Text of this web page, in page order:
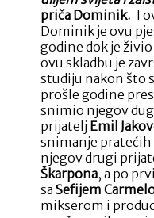
priča Dominik. I
Dominik je ovu
godine dok je živio
ovu skladbu je
studiju nakon što
prošle godine
snimio njegov
prijatelj Emil
snimanje pratećih
njegov drugi
Škarpona, a po
sa Sefijem
mikserom i